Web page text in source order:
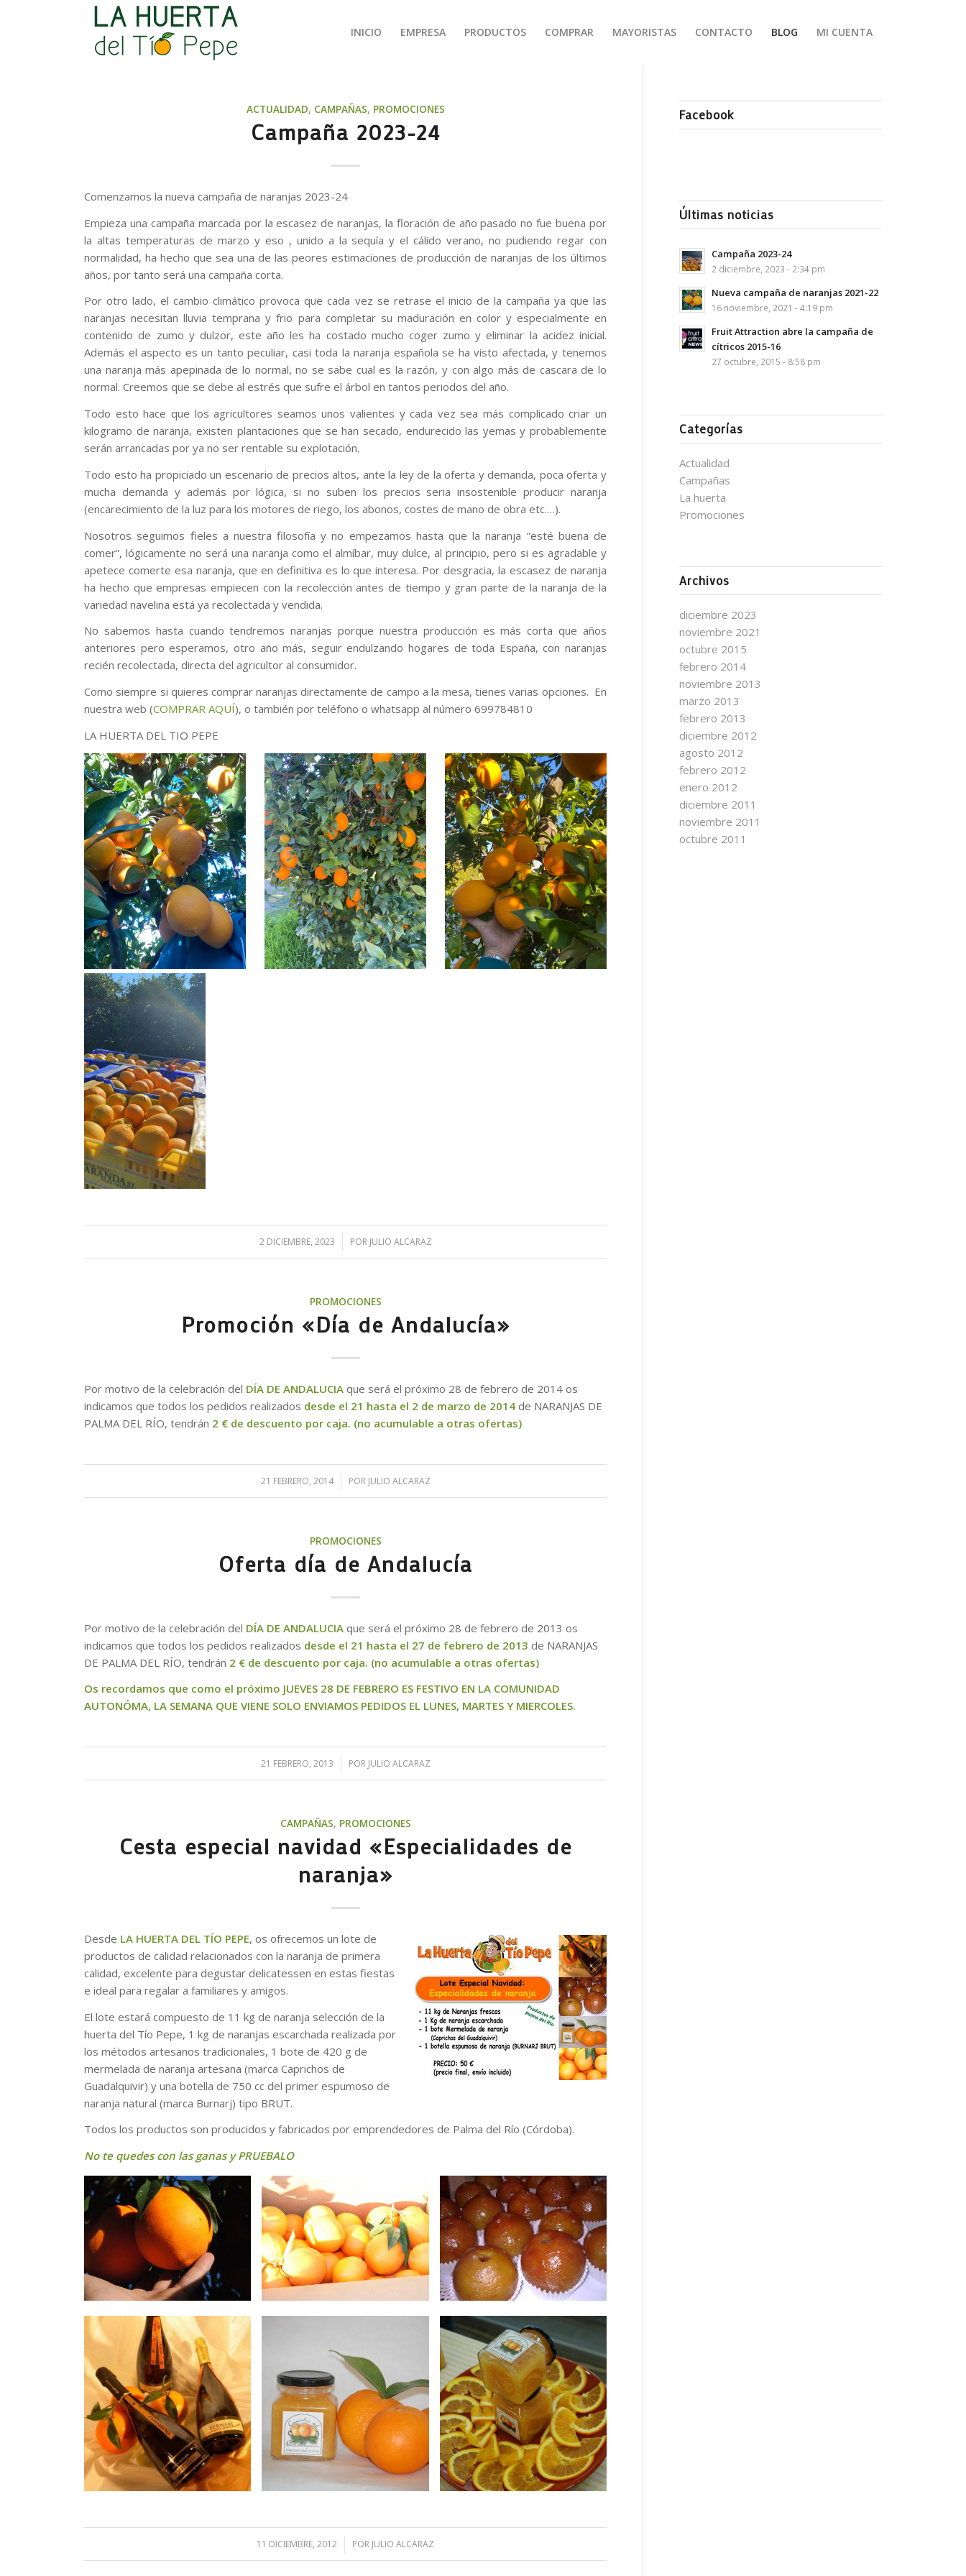
INICIO EMPRESA PRODUCTOS COMPRAR MAYORISTAS CONTACTO BLOG MI CUENTA
ACTUALIDAD, CAMPAÑAS, PROMOCIONES
Campaña 2023-24
Comenzamos la nueva campaña de naranjas 2023-24
Empieza una campaña marcada por la escasez de naranjas, la floración de año pasado no fue buena por
la altas temperaturas de marzo y eso , unido a la sequía y el cálido verano, no pudiendo regar con
normalidad, ha hecho que sea una de las peores estimaciones de producción de naranjas de los últimos
años, por tanto será una campaña corta.
Por otro lado, el cambio climático provoca que cada vez se retrase el inicio de la campaña ya que las
naranjas necesitan lluvia temprana y frio para completar su maduración en color y especialmente en
contenido de zumo y dulzor, este año les ha costado mucho coger zumo y eliminar la acidez inicial.
Además el aspecto es un tanto peculiar, casi toda la naranja española se ha visto afectada, y tenemos
una naranja más apepinada de lo normal, no se sabe cual es la razón, y con algo más de cascara de lo
normal. Creemos que se debe al estrés que sufre el árbol en tantos periodos del año.
Todo esto hace que los agricultores seamos unos valientes y cada vez sea más complicado criar un
kilogramo de naranja, existen plantaciones que se han secado, endurecido las yemas y probablemente
serán arrancadas por ya no ser rentable su explotación.
Todo esto ha propiciado un escenario de precios altos, ante la ley de la oferta y demanda, poca oferta y
mucha demanda y además por lógica, si no suben los precios seria insostenible producir naranja
(encarecimiento de la luz para los motores de riego, los abonos, costes de mano de obra etc.…).
Nosotros seguimos fieles a nuestra filosofía y no empezamos hasta que la naranja “esté buena de
comer”, lógicamente no será una naranja como el almíbar, muy dulce, al principio, pero si es agradable y
apetece comerte esa naranja, que en definitiva es lo que interesa. Por desgracia, la escasez de naranja
ha hecho que empresas empiecen con la recolección antes de tiempo y gran parte de la naranja de la
variedad navelina está ya recolectada y vendida.
No sabemos hasta cuando tendremos naranjas porque nuestra producción es más corta que años
anteriores pero esperamos, otro año más, seguir endulzando hogares de toda España, con naranjas
recién recolectada, directa del agricultor al consumidor.
Como siempre si quieres comprar naranjas directamente de campo a la mesa, tienes varias opciones. En
nuestra web (COMPRAR AQUÍ), o también por teléfono o whatsapp al número 699784810
LA HUERTA DEL TIO PEPE
2 DICIEMBRE, 2023
/ POR JULIO ALCARAZ
PROMOCIONES
Promoción «Día de Andalucía»
Por motivo de la celebración del DÍA DE ANDALUCIA que será el próximo 28 de febrero de 2014 os
indicamos que todos los pedidos realizados desde el 21 hasta el 2 de marzo de 2014 de NARANJAS DE
PALMA DEL RÍO, tendrán 2 € de descuento por caja. (no acumulable a otras ofertas)
21 FEBRERO, 2014
/ POR JULIO ALCARAZ
PROMOCIONES
Oferta día de Andalucía
Por motivo de la celebración del DÍA DE ANDALUCIA que será el próximo 28 de febrero de 2013 os
indicamos que todos los pedidos realizados desde el 21 hasta el 27 de febrero de 2013 de NARANJAS
DE PALMA DEL RÍO, tendrán 2 € de descuento por caja. (no acumulable a otras ofertas)
Os recordamos que como el próximo JUEVES 28 DE FEBRERO ES FESTIVO EN LA COMUNIDAD
AUTONÓMA, LA SEMANA QUE VIENE SOLO ENVIAMOS PEDIDOS EL LUNES, MARTES Y MIERCOLES.
21 FEBRERO, 2013
/ POR JULIO ALCARAZ
CAMPAÑAS, PROMOCIONES
Cesta especial navidad «Especialidades de
naranja»
Desde LA HUERTA DEL TÍO PEPE, os ofrecemos un lote de
productos de calidad relacionados con la naranja de primera
calidad, excelente para degustar delicatessen en estas fiestas
e ideal para regalar a familiares y amigos.
El lote estará compuesto de 11 kg de naranja selección de la
huerta del Tío Pepe, 1 kg de naranjas escarchada realizada por
los métodos artesanos tradicionales, 1 bote de 420 g de
mermelada de naranja artesana (marca Caprichos de
Guadalquivir) y una botella de 750 cc del primer espumoso de
naranja natural (marca Burnarj) tipo BRUT.
Todos los productos son producidos y fabricados por emprendedores de Palma del Río (Córdoba).
No te quedes con las ganas y PRUEBALO
11 DICIEMBRE, 2012
/ POR JULIO ALCARAZ
Facebook
Últimas noticias
Campaña 2023-24
2 diciembre, 2023 - 2:34 pm
Nueva campaña de naranjas 2021-22
16 noviembre, 2021 - 4:19 pm
Fruit Attraction abre la campaña de
cítricos 2015-16
27 octubre, 2015 - 8:58 pm
Categorías
Actualidad
Campañas
La huerta
Promociones
Archivos
diciembre 2023
noviembre 2021
octubre 2015
febrero 2014
noviembre 2013
marzo 2013
febrero 2013
diciembre 2012
agosto 2012
febrero 2012
enero 2012
diciembre 2011
noviembre 2011
octubre 2011